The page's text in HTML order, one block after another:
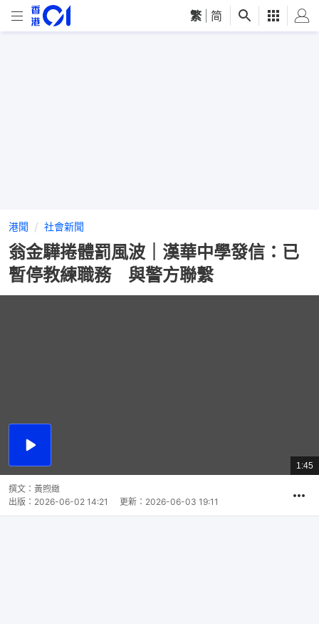
繁 简
港聞 社會新聞
翁金驊捲體罰風波｜漢華中學發信：已
暫停教練職務 與警方聯繫
播
總
共
1:45
撰文： 黃煦緻
出版： 2026-06-02 14:21 更新： 2026-06-03 19:11